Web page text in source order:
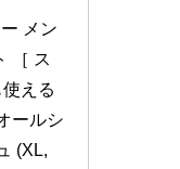
メン
［ ス
える
ールシ
(XL,